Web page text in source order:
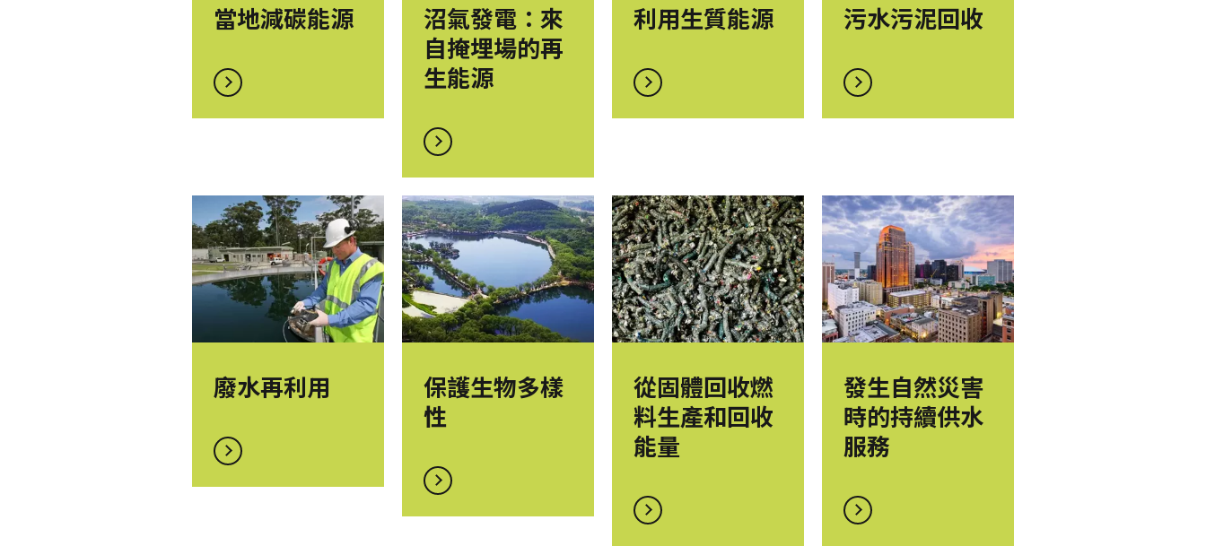
當地減碳能源
沼氣發電：來
自掩埋場的再
生能源
利用生質能源 污水污泥回收
廢水再利用
保護生物多樣
性
從固體回收燃
料生產和回收
能量
發生自然災害
時的持續供水
服務